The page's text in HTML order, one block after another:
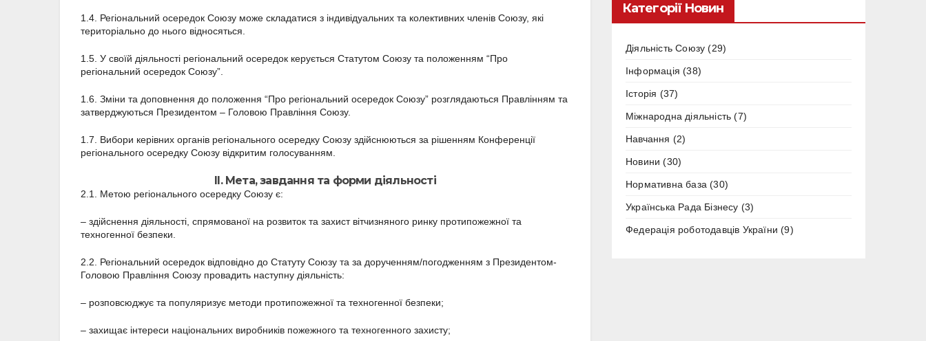
1.4. Регіональний осередок Союзу може складатися з індивідуальних та колективних членів Союзу, які
територіально до нього відносяться.
1.5. У своїй діяльності регіональний осередок керується Статутом Союзу та положенням “Про
регіональний осередок Союзу”.
1.6. Зміни та доповнення до положення “Про регіональний осередок Союзу” розглядаються Правлінням та
затверджуються Президентом – Головою Правління Союзу.
1.7. Вибори керівних органів регіонального осередку Союзу здійснюються за рішенням Конференції
регіонального осередку Союзу відкритим голосуванням.
ІІ. Мета, завдання та форми діяльності
2.1. Метою регіонального осередку Союзу є:
– здійснення діяльності, спрямованої на розвиток та захист вітчизняного ринку протипожежної та
техногенної безпеки.
2.2. Регіональний осередок відповідно до Статуту Союзу та за дорученням/погодженням з Президентом-
Головою Правління Союзу провадить наступну діяльність:
– розповсюджує та популяризує методи протипожежної та техногенної безпеки;
– захищає інтереси національних виробників пожежного та техногенного захисту;
Категорії Новин
Діяльність Союзу (29)
Інформація (38)
Історія (37)
Міжнародна діяльність (7)
Навчання (2)
Новини (30)
Нормативна база (30)
Українська Рада Бізнесу (3)
Федерація роботодавців України (9)